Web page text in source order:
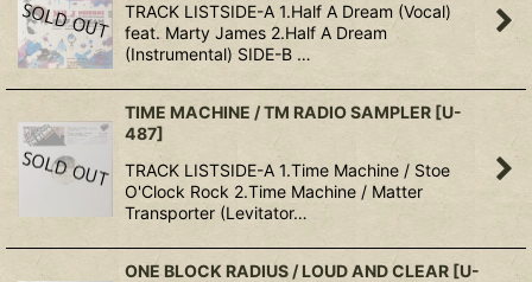
TRACK LISTSIDE-A 1.Half A Dream (Vocal)
feat. Marty James 2.Half A Dream
(Instrumental) SIDE-B …
TIME MACHINE / TM RADIO SAMPLER [U-
487]
TRACK LISTSIDE-A 1.Time Machine / Stoe
O'Clock Rock 2.Time Machine / Matter
Transporter (Levitator…
ONE BLOCK RADIUS / LOUD AND CLEAR [U-